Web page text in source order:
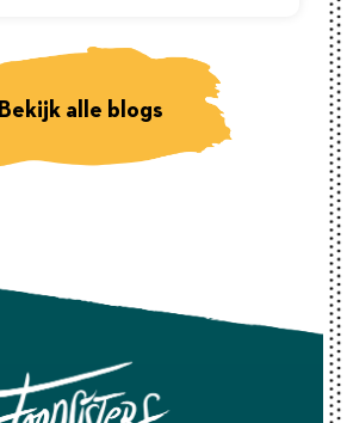
Bekijk alle blogs